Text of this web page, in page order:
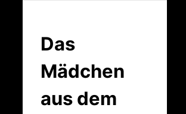
Das
Mädchen
aus dem